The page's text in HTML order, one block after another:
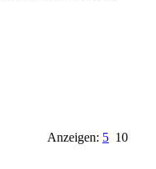
Anzeigen: 5 10